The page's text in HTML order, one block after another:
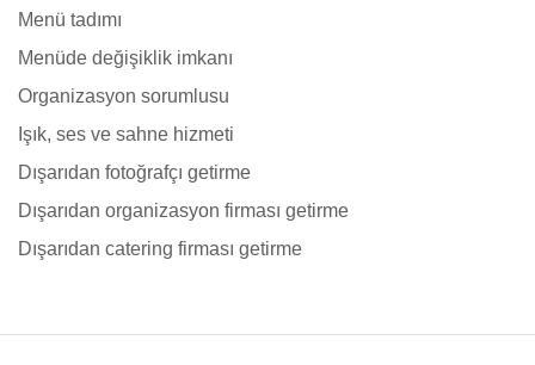
Menü tadımı
Menüde değişiklik imkanı
Organizasyon sorumlusu
Işık, ses ve sahne hizmeti
Dışarıdan fotoğrafçı getirme
Dışarıdan organizasyon firması getirme
Dışarıdan catering firması getirme